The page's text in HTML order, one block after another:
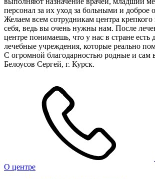
персонал за их уход за больными и доброе
Желаем всем сотрудникам центра крепкого
себя, ведь вы очень нужны нам. После
центре понимаешь, что у нас в стране есть
лечебные учреждения, которые реально
С огромной благодарностью родные и сам
Белоусов Сергей, г. Курск.
О центре